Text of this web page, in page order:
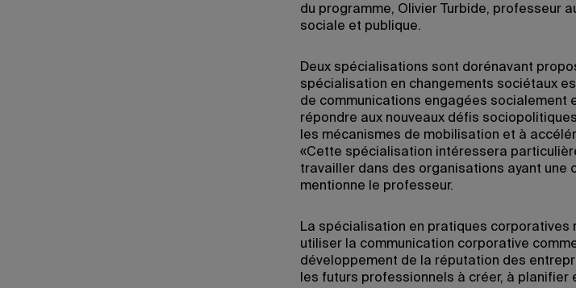
du programme, Olivier Turbide, professeur
sociale et publique.
Deux spécialisations sont dorénavant
spécialisation en changements sociétaux
de communications engagées socialement
répondre aux nouveaux défis
les mécanismes de mobilisation et à
«Cette spécialisation intéressera
travailler dans des organisations ayant une
mentionne le professeur.
La spécialisation en pratiques corporatives
utiliser la communication corporative
développement de la réputation des
les futurs professionnels à créer, à